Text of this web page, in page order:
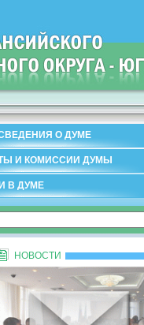
О ДУМЕ
И КОМИССИИ ДУМЫ
В ДУМЕ
НОВОСТИ